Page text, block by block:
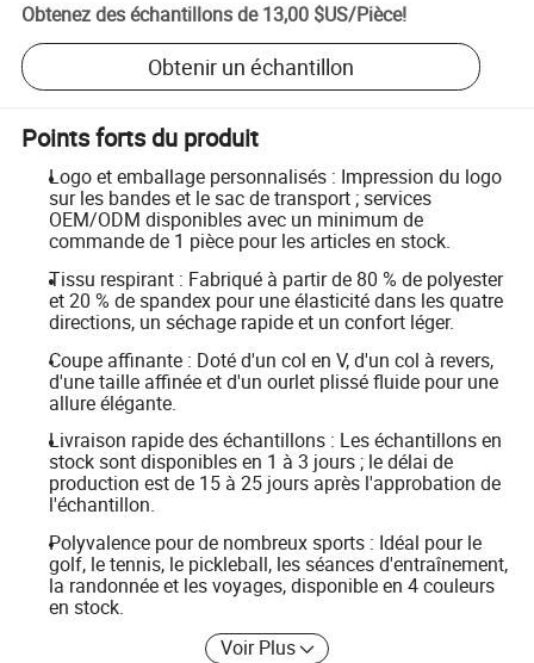
Obtenez des échantillons de 13,00 $US/Pièce!
Obtenir un échantillon
Points forts du produit
Logo et emballage personnalisés : Impression du logo
sur les bandes et le sac de transport ; services
OEM/ODM disponibles avec un minimum de
commande de 1 pièce pour les articles en stock.
Tissu respirant : Fabriqué à partir de 80 % de polyester
et 20 % de spandex pour une élasticité dans les quatre
directions, un séchage rapide et un confort léger.
Coupe affinante : Doté d'un col en V, d'un col à revers,
d'une taille affinée et d'un ourlet plissé fluide pour une
allure élégante.
Livraison rapide des échantillons : Les échantillons en
stock sont disponibles en 1 à 3 jours ; le délai de
production est de 15 à 25 jours après l'approbation de
l'échantillon.
Polyvalence pour de nombreux sports : Idéal pour le
golf, le tennis, le pickleball, les séances d'entraînement,
la randonnée et les voyages, disponible en 4 couleurs
en stock.
Voir Plus